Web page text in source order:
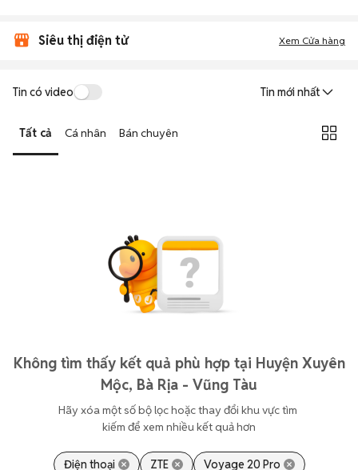
Siêu thị điện tử Xem Cửa hàng
Tin có video Tin mới nhất
Tất cả Cá nhân Bán chuyên
Không tìm thấy kết quả phù hợp tại Huyện Xuyên
Mộc, Bà Rịa - Vũng Tàu
Hãy xóa một số bộ lọc hoặc thay đổi khu vực tìm
kiếm để xem nhiều kết quả hơn
Điện thoại ZTE Voyage 20 Pro